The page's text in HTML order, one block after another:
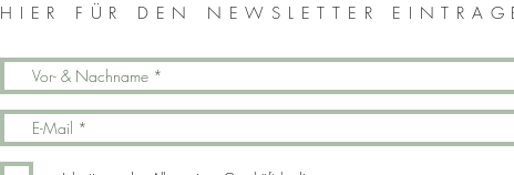
HIER FÜR DEN NEWSLETTER